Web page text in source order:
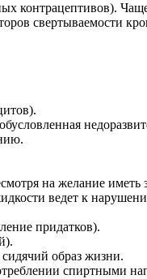
контрацептивов).
свертываемости
на желание
ведет к
придатков).
образ жизни.
спиртными